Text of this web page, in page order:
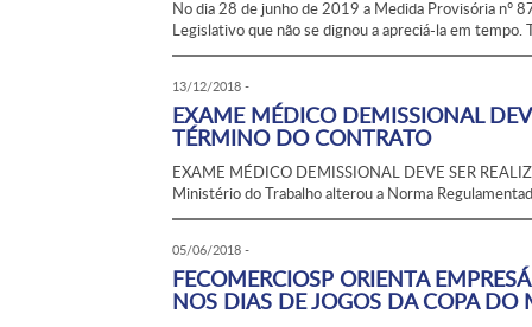
No dia 28 de junho de 2019 a Medida Provisória nº
Legislativo que não se dignou a apreciá-la em
13/12/2018 -
EXAME MÉDICO DEMISSIONAL
TÉRMINO DO CONTRATO
EXAME MÉDICO DEMISSIONAL DEVE SER
Ministério do Trabalho alterou a Norma
05/06/2018 -
FECOMERCIOSP ORIENTA
NOS DIAS DE JOGOS DA COPA DO